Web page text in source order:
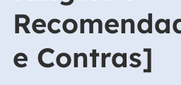
e Contras]